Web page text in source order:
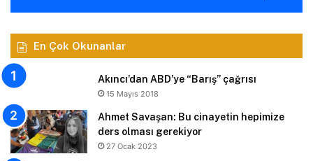
En Çok Okunanlar
Akıncı’dan ABD’ye “Barış” çağrısı
15 Mayıs 2018
Ahmet Savaşan: Bu cinayetin hepimize
ders olması gerekiyor
27 Ocak 2023